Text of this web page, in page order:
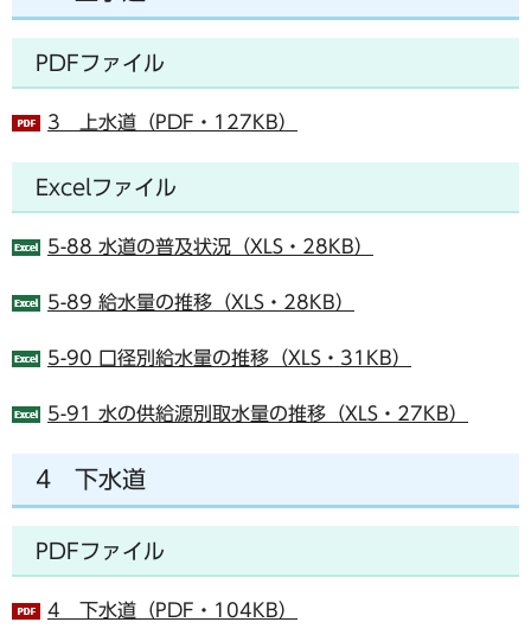
PDFファイル
3 上水道（PDF・127KB）
Excelファイル
5-88 水道の普及状況（XLS・28KB）
5-89 給水量の推移（XLS・28KB）
5-90 口径別給水量の推移（XLS・31KB）
5-91 水の供給源別取水量の推移（XLS・27KB）
4 下水道
PDFファイル
4 下水道（PDF・104KB）